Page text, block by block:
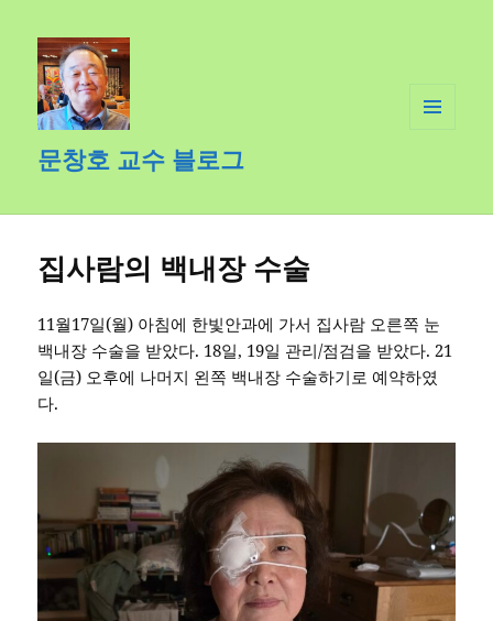
문창호 교수 블로그
집사람의 백내장 수술
11월17일(월) 아침에 한빛안과에 가서 집사람 오른쪽 눈
백내장 수술을 받았다. 18일, 19일 관리/점검을 받았다. 21
일(금) 오후에 나머지 왼쪽 백내장 수술하기로 예약하였
다.